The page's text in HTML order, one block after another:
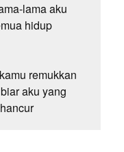
lama aku
hidup
remukkan
aku yang